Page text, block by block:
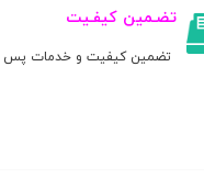
تضـمین کیفـیت
تضمین کیفیت و خدمات پس